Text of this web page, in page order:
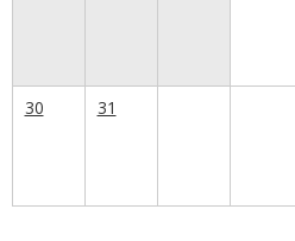
30 31